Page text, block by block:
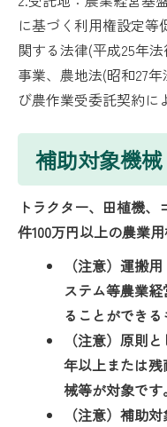
に基づく利用権設定等
関する法律(平成25年
事業、農地法(昭和27
び農作業受委託契約に
補助対象機械
トラクター、田植機
件100万円以上の農業
（注意）運搬
ステム等農業
ることができる
（注意）原則
年以上または
械等が対象です
（注意）補助